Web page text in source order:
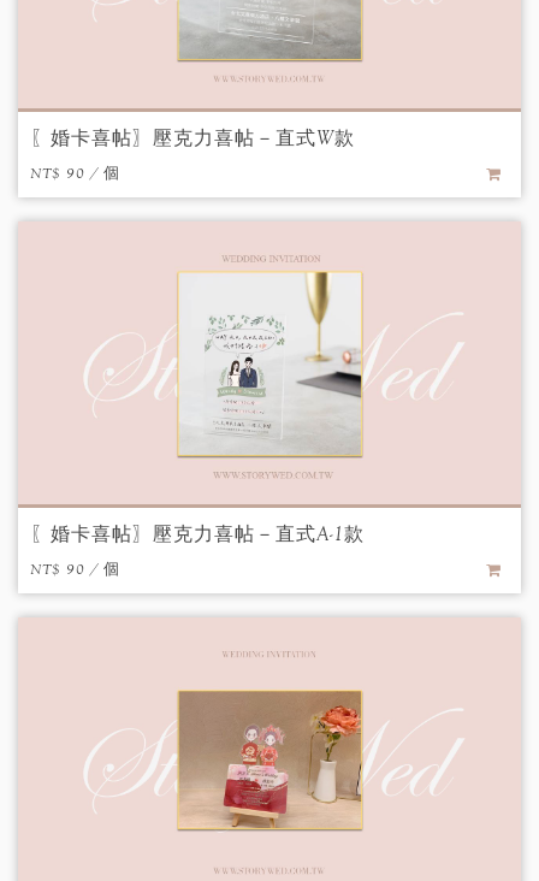
〖婚卡喜帖〗壓克力喜帖－直式W款
NT$ 90 / 個
〖婚卡喜帖〗壓克力喜帖－直式A-1款
NT$ 90 / 個